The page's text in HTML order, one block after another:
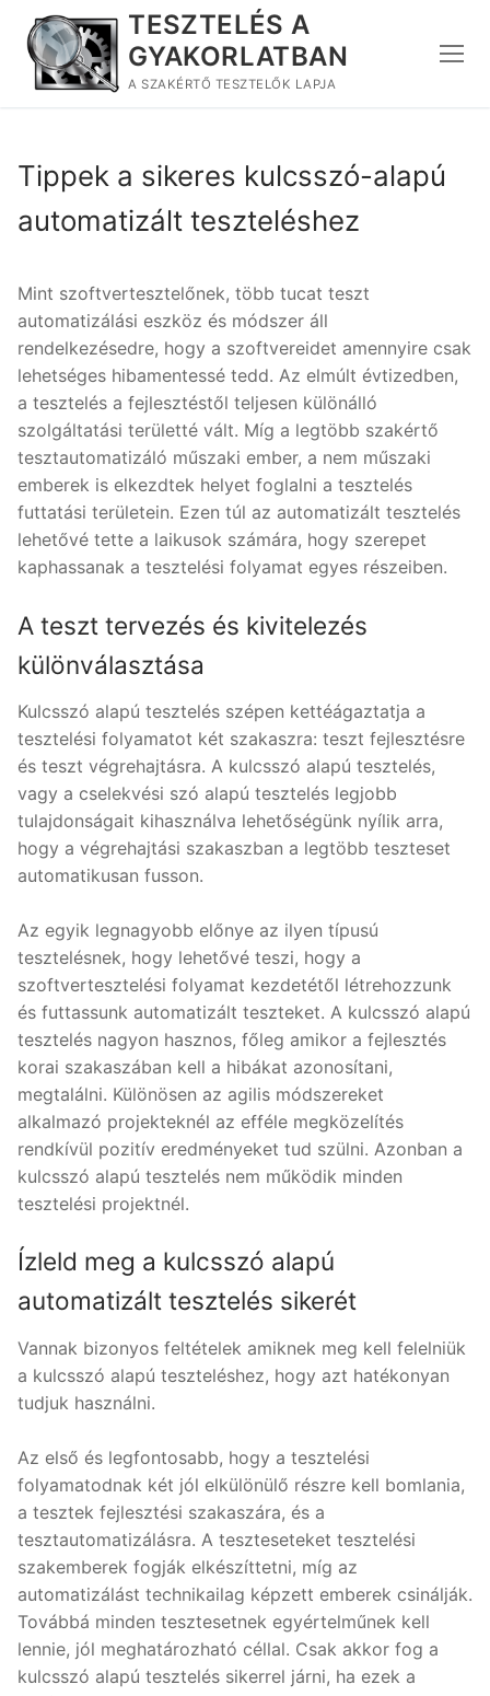
Ugrás
tartalomra
TESZTELÉS A
GYAKORLATBAN
A SZAKÉRTŐ TESZTELŐK LAPJA
Tippek a sikeres kulcsszó-alapú
automatizált teszteléshez
Mint szoftvertesztelőnek, több tucat teszt
automatizálási eszköz és módszer áll
rendelkezésedre, hogy a szoftvereidet amennyire csak
lehetséges hibamentessé tedd. Az elmúlt évtizedben,
a tesztelés a fejlesztéstől teljesen különálló
szolgáltatási területté vált. Míg a legtöbb szakértő
tesztautomatizáló műszaki ember, a nem műszaki
emberek is elkezdtek helyet foglalni a tesztelés
futtatási területein. Ezen túl az automatizált tesztelés
lehetővé tette a laikusok számára, hogy szerepet
kaphassanak a tesztelési folyamat egyes részeiben.
A teszt tervezés és kivitelezés
különválasztása
Kulcsszó alapú tesztelés szépen kettéágaztatja a
tesztelési folyamatot két szakaszra: teszt fejlesztésre
és teszt végrehajtásra. A kulcsszó alapú tesztelés,
vagy a cselekvési szó alapú tesztelés legjobb
tulajdonságait kihasználva lehetőségünk nyílik arra,
hogy a végrehajtási szakaszban a legtöbb teszteset
automatikusan fusson.
Az egyik legnagyobb előnye az ilyen típusú
tesztelésnek, hogy lehetővé teszi, hogy a
szoftvertesztelési folyamat kezdetétől létrehozzunk
és futtassunk automatizált teszteket. A kulcsszó alapú
tesztelés nagyon hasznos, főleg amikor a fejlesztés
korai szakaszában kell a hibákat azonosítani,
megtalálni. Különösen az agilis módszereket
alkalmazó projekteknél az efféle megközelítés
rendkívül pozitív eredményeket tud szülni. Azonban a
kulcsszó alapú tesztelés nem működik minden
tesztelési projektnél.
Ízleld meg a kulcsszó alapú
automatizált tesztelés sikerét
Vannak bizonyos feltételek amiknek meg kell felelniük
a kulcsszó alapú teszteléshez, hogy azt hatékonyan
tudjuk használni.
Az első és legfontosabb, hogy a tesztelési
folyamatodnak két jól elkülönülő részre kell bomlania,
a tesztek fejlesztési szakaszára, és a
tesztautomatizálásra. A teszteseteket tesztelési
szakemberek fogják elkészíttetni, míg az
automatizálást technikailag képzett emberek csinálják.
Továbbá minden tesztesetnek egyértelműnek kell
lennie, jól meghatározható céllal. Csak akkor fog a
kulcsszó alapú tesztelés sikerrel járni, ha ezek a